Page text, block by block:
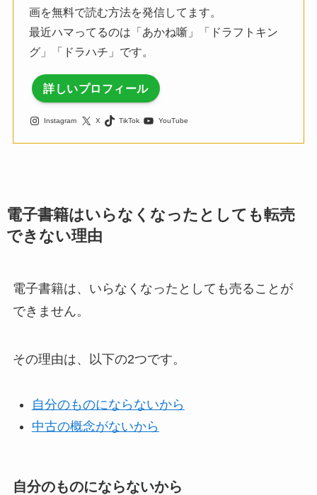
画を無料で読む方法を発信してます。
最近ハマってるのは「あかね噺」「ドラフトキン
グ」「ドラハチ」です。
詳しいプロフィール
Instagram X TikTok YouTube
電子書籍はいらなくなったとしても転売
できない理由
電子書籍は、いらなくなったとしても売ることが
できません。
その理由は、以下の2つです。
自分のものにならないから
中古の概念がないから
自分のものにならないから